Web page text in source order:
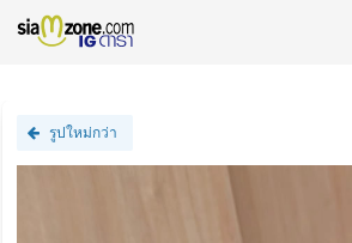
รูปใหม่กว่า